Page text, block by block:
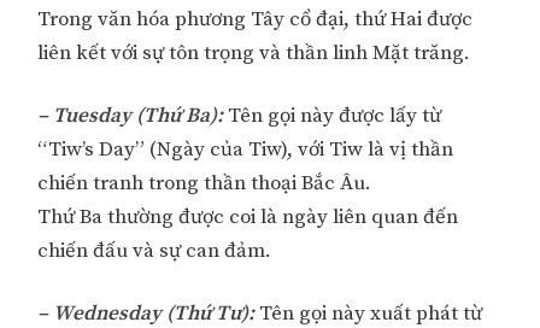
Trong văn hóa phương Tây cổ đại, thứ Hai được
liên kết với sự tôn trọng và thần linh Mặt trăng.
– Tuesday (Thứ Ba):Tên gọi này được lấy từ
“Tiw’s Day” (Ngày của Tiw), với Tiw là vị thần
chiến tranh trong thần thoại Bắc Âu.
Thứ Ba thường được coi là ngày liên quan đến
chiến đấu và sự can đảm.
– Wednesday (Thứ Tư):Tên gọi này xuất phát từ